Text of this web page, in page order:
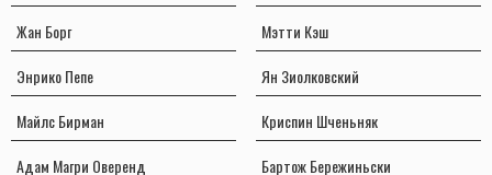
Жан Борг
Энрико Пепе
Майлс Бирман
Адам Магри Оверенд
Мэтти Кэш
Ян Зиолковский
Криспин Шченьняк
Бартож Бережиньски